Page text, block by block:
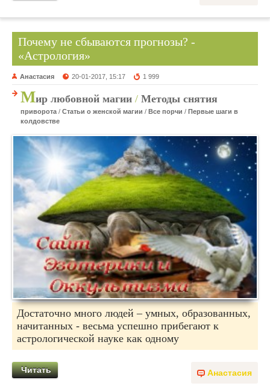
Почему не сбываются прогнозы? -
«Астрология»
Анастасия 20-01-2017, 15:17 1 999
Мир любовной магии / Методы снятия
приворота / Статьи о женской магии / Все порчи / Первые шаги в
колдовстве
Достаточно много людей – умных, образованных,
начитанных - весьма успешно прибегают к
астрологической науке как одному
Анастасия
Читать